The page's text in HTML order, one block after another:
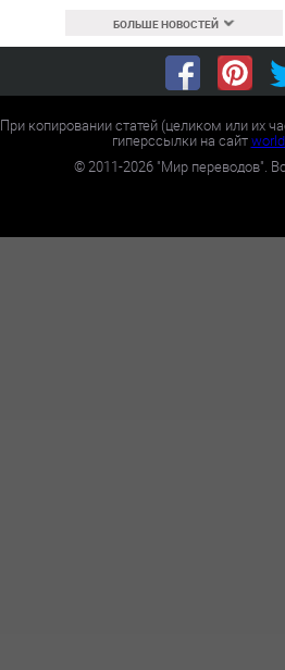
БОЛЬШЕ НОВОСТЕЙ
При копировании статей (целиком или их
гиперссылки на сайт
©2011-2026 "Мир переводов".